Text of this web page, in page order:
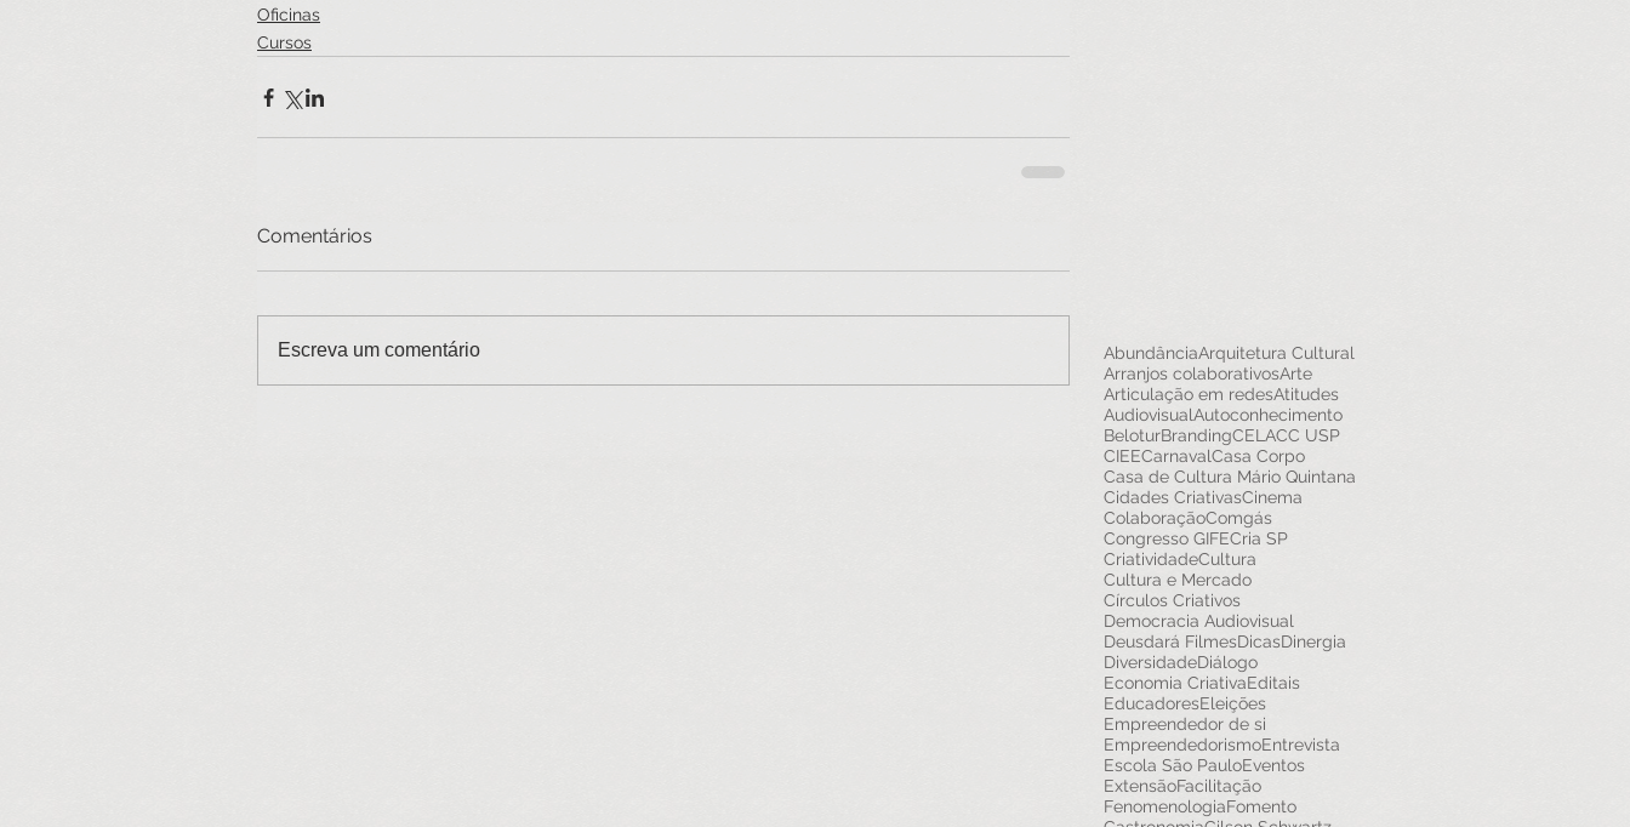
Oficinas
Cursos
Comentários
Escreva um comentário AbundânciaArquitetura Cultural
Arranjos colaborativosArte
Articulação em redesAtitudes
AudiovisualAutoconhecimento
BeloturBrandingCELACC USP
CIEECarnavalCasa Corpo
Casa de Cultura Mário Quintana
Cidades CriativasCinema
ColaboraçãoComgás
Congresso GIFECria SP
CriatividadeCultura
Cultura e Mercado
Círculos Criativos
Democracia Audiovisual
Deusdará FilmesDicasDinergia
DiversidadeDiálogo
Economia CriativaEditais
EducadoresEleições
Empreendedor de si
EmpreendedorismoEntrevista
Escola São PauloEventos
ExtensãoFacilitação
FenomenologiaFomento